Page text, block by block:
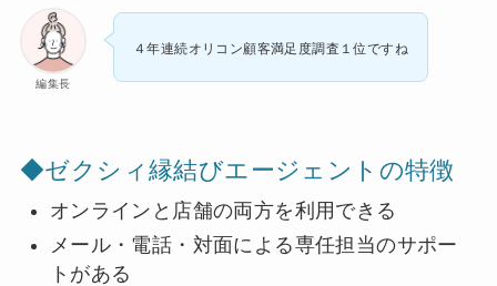
編集長
４年連続オリコン顧客満足度調査１位ですね
◆ゼクシィ縁結びエージェントの特徴
オンラインと店舗の両方を利用できる
メール・電話・対面による専任担当のサポー
トがある